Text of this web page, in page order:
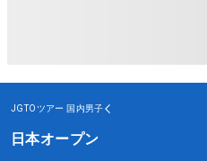
JGTOツアー 国内男子
日本オープン